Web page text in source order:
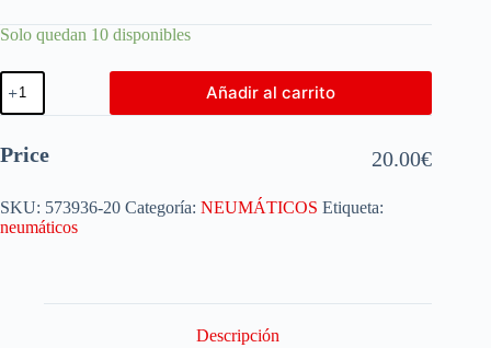
Solo quedan 10 disponibles
Añadir al carrito
Price 20.00€
SKU: 573936-20 Categoría: NEUMÁTICOS Etiqueta:
neumáticos
Descripción